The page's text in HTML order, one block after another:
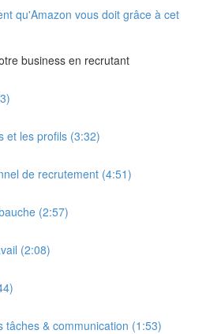
qu'Amazon vous doit grâce à cet
business en recrutant
et les profils (3:32)
de recrutement (4:51)
(2:57)
(2:08)
tâches & communication (1:53)